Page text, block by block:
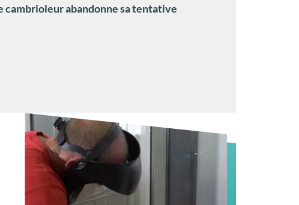
cambrioleur abandonne sa tentative